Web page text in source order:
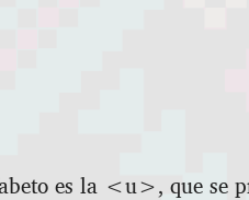
es la <u>, que se